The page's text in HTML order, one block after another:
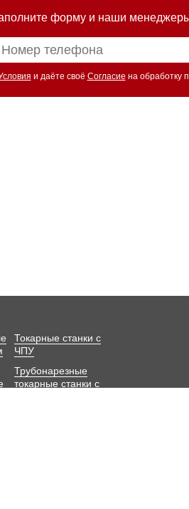
форму и наши
и даёте своё Согласие на обработку
Токарные станки с
ЧПУ
Трубонарезные
токарные станки с